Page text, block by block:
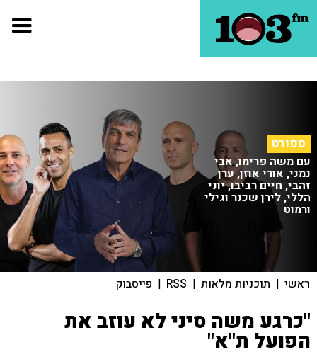
ספורט
עם משה פרימו, אבי
נמני, אורי אוזן, ערן
זהבי, חיים רביבו, יוני
הללי, לירן שכנר וגילי
ורמוט
ראשי | תוכניות מלאות |
RSS
| פייסבוק
"כרגע משה סיני לא עוזב את
הפועל ת"א"